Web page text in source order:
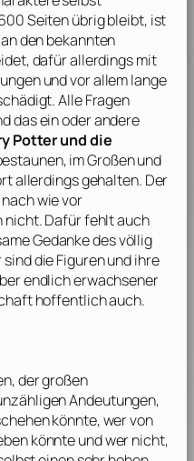
Seiten übrig bleibt, ist
den bekannten
dafür allerdings mit
und vor allem lange
Alle Fragen
das ein oder andere
Potter und die
im Großen und
allerdings gehalten. Der
wie vor
nicht. Dafür fehlt auch
Gedanke des völlig
die Figuren und ihre
endlich erwachsener
hoffentlich auch.
der großen
Andeutungen,
könnte, wer von
könnte und wer nicht,